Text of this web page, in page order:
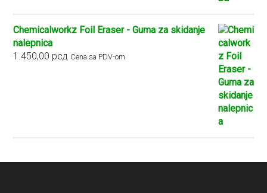
Chemicalworkz Foil Eraser - Guma za skidanje
nalepnica
1.450,00 рсд Cena sa PDV-om